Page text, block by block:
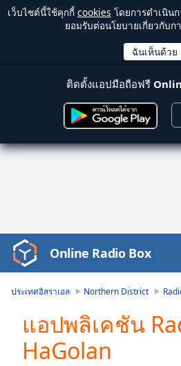
เว็บไซต์นี้ใช้คุกกี้ cookies โดยการดำเนิน
ยอมรับต่อนโยบายเกี่ยวกับก
ติดตั้งแอปมือถือฟรี
Video
Player
Play
Video
Online Radio Box
ประเทศอิสราเอล Northern District
แอปพลิเคชัน
HaGolan